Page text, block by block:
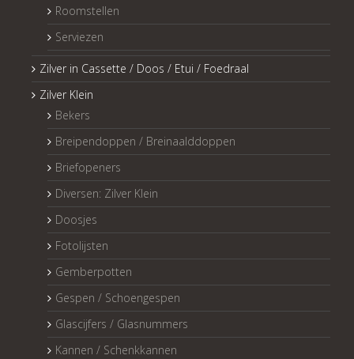
Roomstellen
Serviezen
Zilver in Cassette / Doos / Etui / Foedraal
Zilver Klein
Bekers
Breipendoppen / Breinaalddoppen
Briefopeners
Diversen: Zilver Klein
Doosjes
Fotolijsten
Gemberpotten
Gespen / Schoengespen
Glascijfers / Glasnummers
Kannen / Schenkkannen